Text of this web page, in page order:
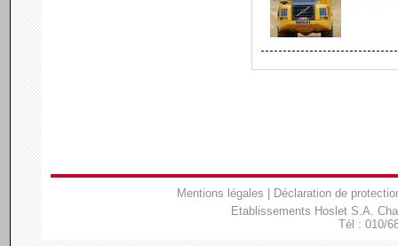
Mentions légales
Déclaration de
Etablissements Hoslet S.A.
Tél : 010/